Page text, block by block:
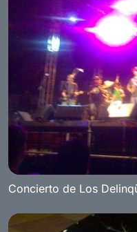
Concierto de Los